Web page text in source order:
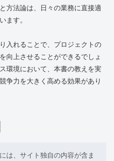
方法論は、日々の業務に直接適
ます。
入れることで、プロジェクトの
向上させることができるでしょ
環境において、本書の教えを実
争力を大きく高める効果があり
は、サイト独自の内容が含ま